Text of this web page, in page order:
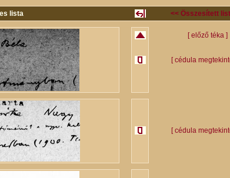
lista << Összesített
[ előző téka ]
[ cédula
[ cédula